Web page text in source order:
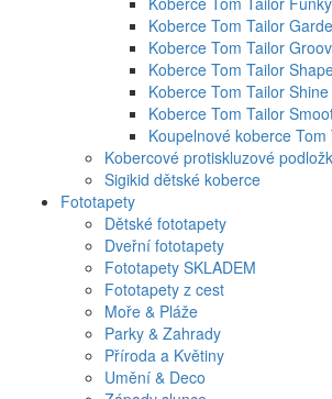
Koberce Tom Tailor
Koberce Tom Tailor
Koberce Tom Tailor
Koberce Tom Tailor Shine
Koberce Tom Tailor
Koupelnové koberce Tom
Kobercové protiskluzové
Sigikid dětské koberce
Fototapety
Dětské fototapety
Dveřní fototapety
Fototapety SKLADEM
Fototapety z cest
Moře & Pláže
Parky & Zahrady
Příroda a Květiny
Umění & Deco